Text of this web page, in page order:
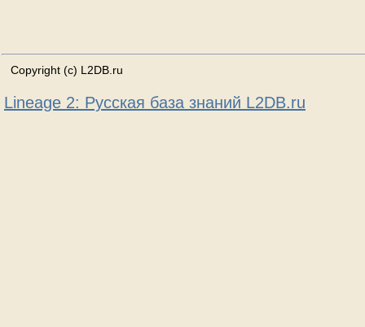
Copyright (c) L2DB.ru
Lineage 2: Русская база знаний L2DB.ru